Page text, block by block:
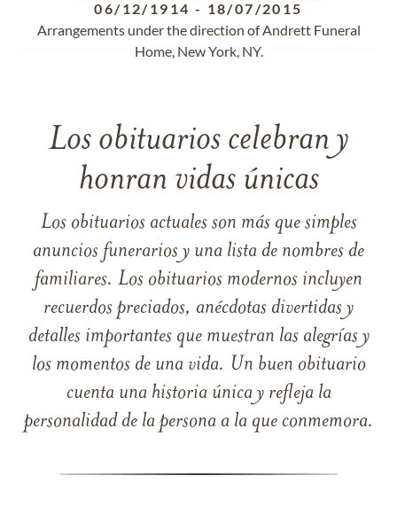
06/12/1914 - 18/07/2015
Arrangements under the direction of Andrett Funeral
Home, New York, NY.
Los obituarios celebran y
honran vidas únicas
Los obituarios actuales son más que simples
anuncios funerarios y una lista de nombres de
familiares. Los obituarios modernos incluyen
recuerdos preciados, anécdotas divertidas y
detalles importantes que muestran las alegrías y
los momentos de una vida. Un buen obituario
cuenta una historia única y refleja la
personalidad de la persona a la que conmemora.